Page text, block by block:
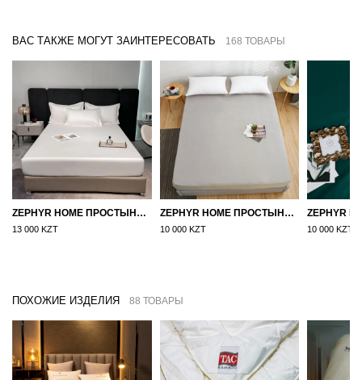
ВАС ТАКЖЕ МОГУТ ЗАИНТЕРЕСОВАТЬ 168 ТОВАРЫ
ZEPHYR HOME ПРОСТЫНЯ НА РЕЗИНКЕ ЕГИПЕТСКИЙ ХЛОПОК 160X200 БЕЛЫЙ
13 000 KZT
ZEPHYR HOME ПРОСТЫНЯ НА РЕЗИНКЕ 160Х200, САТИН, СЕРЫЙ
10 000 KZT 10 000 KZT
ПОХОЖИЕ ИЗДЕЛИЯ 88 ТОВАРЫ